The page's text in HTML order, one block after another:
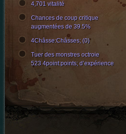
4,701 vitalité
Chances de coup critique
augmentées de 39.5%
4Châsse:Châsses; (0)
Tuer des monstres octroie
523 4point:points; d’expérience